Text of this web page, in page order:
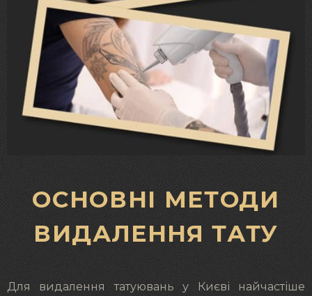
ОСНОВНІ МЕТОДИ
ВИДАЛЕННЯ ТАТУ
Для видалення татуювань у Києві найчастіше